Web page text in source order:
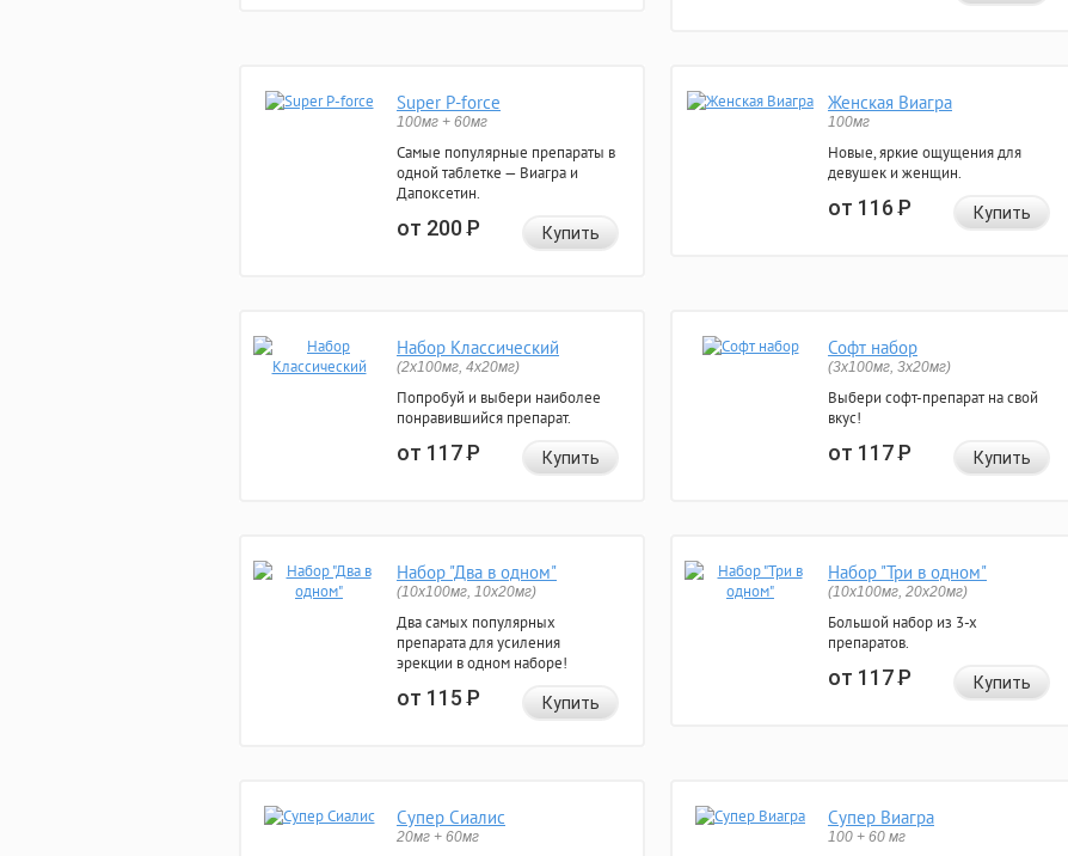
Super P-force
100мг + 60мг
Самые популярные препараты в
одной таблетке — Виагра и
Дапоксетин.
от 200Р Купить
Женская Виагра
100мг
Новые, яркие ощущения для
девушек и женщин.
от 116Р Купить
Набор Классический
(2x100мг, 4x20мг)
Попробуй и выбери наиболее
понравившийся препарат.
от 117Р Купить
Софт набор
(3x100мг, 3x20мг)
Выбери софт-препарат на свой
вкус!
от 117Р Купить
Набор "Два в одном"
(10x100мг, 10x20мг)
Два самых популярных
препарата для усиления
эрекции в одном наборе!
от 115Р Купить
Набор "Три в одном"
(10x100мг, 20x20мг)
Большой набор из 3-х
препаратов.
от 117Р Купить
Супер Сиалис
20мг + 60мг
Супер Виагра
100 + 60 мг